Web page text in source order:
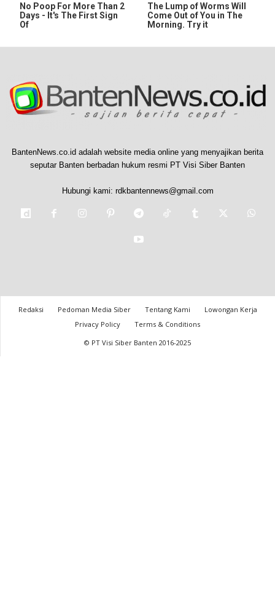
No Poop For More Than 2
Days - It's The First Sign
Of
The Lump of Worms Will
Come Out of You in The
Morning. Try it
BantenNews.co.id adalah website media online yang menyajikan berita
seputar Banten berbadan hukum resmi PT Visi Siber Banten
Hubungi kami: rdkbantennews@gmail.com
Redaksi Pedoman Media Siber Tentang Kami
Lowongan Kerja
Privacy Policy
Terms & Conditions
© PT Visi Siber Banten 2016-2025